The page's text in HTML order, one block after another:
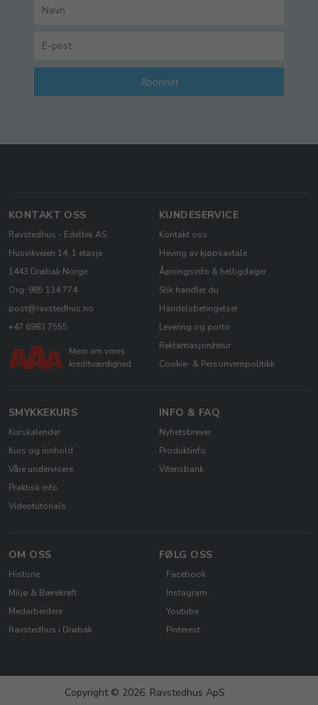
Abonner
KONTAKT OSS
Ravstedhus - Edeltek AS
Husvikveien 14, 1 etasje
1443 Drøbak Norge
Org: 985 134 774
post@ravstedhus.no
+47 6983 7555
KUNDESERVICE
Kontakt oss
Heving av kjøpsavtale
Åpningsinfo & helligdager
Slik handler du
Handelsbetingelser
Levering og porto
Reklamasjon/retur
Cookie- & Personvernpolitikk
SMYKKEKURS
Kurskalender
Kurs og innhold
Våre undervisere
Praktisk info
Videotutorials
INFO & FAQ
Nyhetsbrever
Produktinfo
Vitensbank
OM OSS
Historie
Miljø & Bærekraft
Medarbeidere
Ravstedhus i Drøbak
FØLG OSS
Facebook
Instagram
Youtube
Pinterest
Copyright © 2026, Ravstedhus ApS